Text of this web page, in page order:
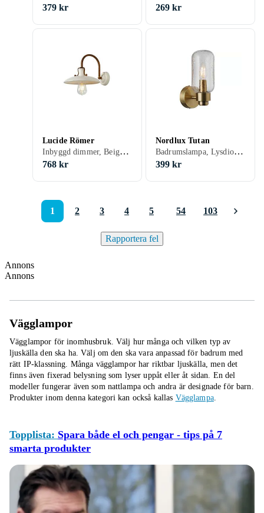
379 kr 269 kr
Lucide Römer
Inbyggd dimmer, Beige, E27
768 kr
Nordlux Tutan
Badrumslampa, Lysdiod (LED), Lämplig för badrum, Mässing, E14
399 kr
1 2 3 4 5 54 103
Rapportera fel
Annons
Annons
Vägglampor
Vägglampor för inomhusbruk. Välj hur många och vilken typ av
ljuskälla den ska ha. Välj om den ska vara anpassad för badrum med
rätt IP-klassning. Många vägglampor har riktbar ljuskälla, men det
finns även fixerad belysning som lyser uppåt eller åt sidan. En del
modeller fungerar även som nattlampa och andra är designade för barn.
Produkter inom denna kategori kan också kallas Vägglampa.
Topplista: Spara både el och pengar - tips på 7
smarta produkter